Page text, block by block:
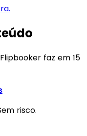
faz em 15
risco.